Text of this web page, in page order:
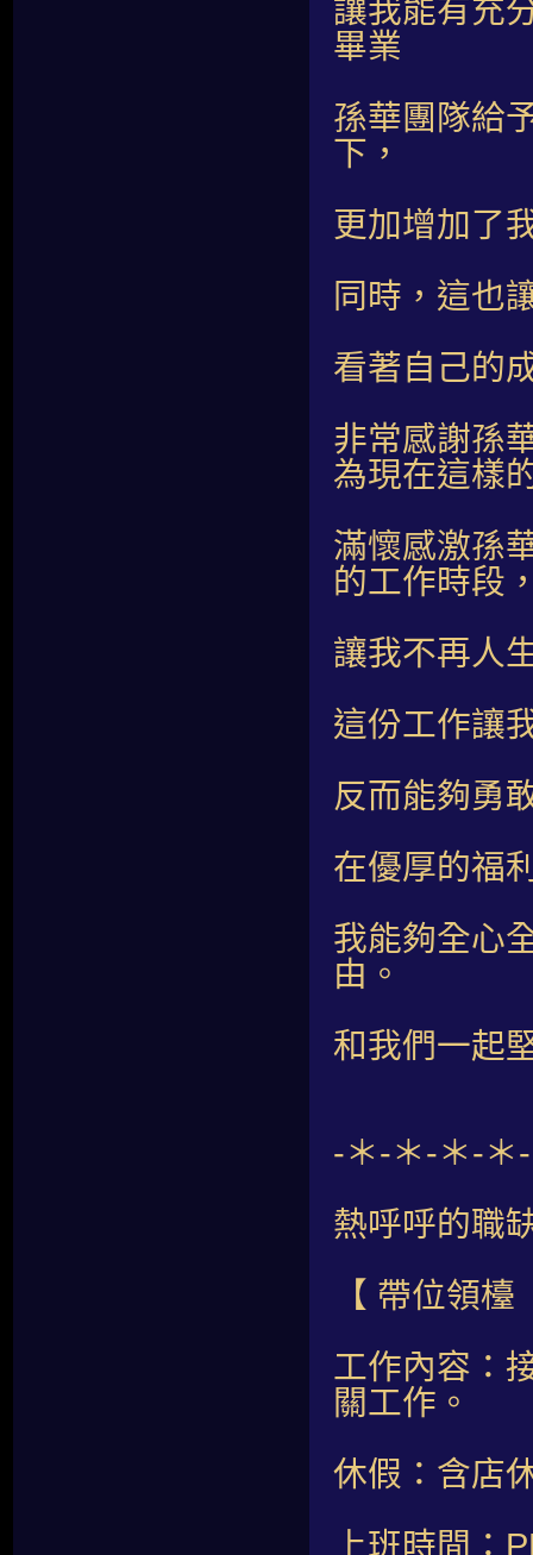
讓我能有充
畢業
孫華團隊給
下，
更加增加了
同時，這也
看著自己的
非常感謝孫
為現在這樣
滿懷感激孫
的工作時段
讓我不再人
這份工作讓
反而能夠勇
在優厚的福
我能夠全心
由。
和我們一起
-＊-＊-＊-＊
熱呼呼的職
【 帶位領
工作內容：
關工作。
休假：含店
上班時間：